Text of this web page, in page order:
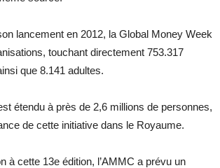
lancement en 2012, la Global Money Week
touchant directement 753.317
que 8.141 adultes.
étendu à près de 2,6 millions de personnes,
de cette initiative dans le Royaume.
à cette 13e édition, l’AMMC a prévu un